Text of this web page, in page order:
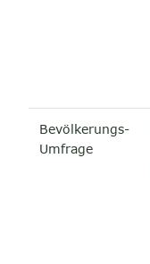
Bevölkerungs-
Umfrage